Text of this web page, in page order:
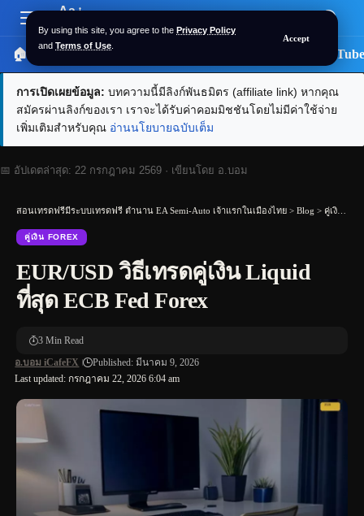
By using this site, you agree to the Privacy Policy
and Terms of Use
Accept
Resizer
Aa
🏠 หน้าแรก ราคาทอง SPDR 🎬 YouTube
การเปิดเผยข้อมูล: บทความนี้มีลิงก์พันธมิตร (affiliate link) หากคุณ
สมัครผ่านลิงก์ของเรา เราจะได้รับค่าคอมมิชชันโดยไม่มีค่าใช้จ่าย
เพิ่มเติมสำหรับคุณ อ่านนโยบายฉบับเต็ม
📅 อัปเดตล่าสุด: 22 กรกฎาคม 2569 · เขียนโดย อ.บอม
สอนเทรดฟรีมีระบบเทรดฟรี ตำนาน EA Semi-Auto เจ้าแรกในเมืองไทย > Blog > คู่เงิน Forex
คู่เงิน FOREX
EUR/USD วิธีเทรดคู่เงิน Liquid
ที่สุด ECB Fed Forex
Last updated: กรกฎาคม 22, 2026 6:04 am
อ.บอม iCafeFX Published: มีนาคม 9, 2026
3 Min Read